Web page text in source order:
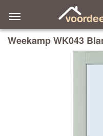
Weekamp WK043